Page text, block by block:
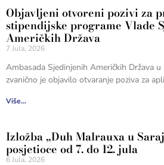
Objavljeni otvoreni pozivi za
stipendijske programe Vlade
Američkih Država
7 Jula, 2026
Ambasada Sjedinjenih Američkih Država
zvanično je objavilo otvaranje poziva za
Više...
Izložba „Duh Malrauxa u
posjetioce od 7. do 12. jula
6 Jula, 2026